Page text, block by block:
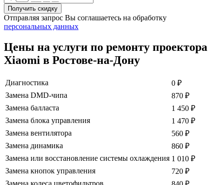
Отправляя запрос Вы соглашаетесь на обработку
персональных данных
Цены на услуги по ремонту проектора
Xiaomi в Ростове-на-Дону
Диагностика 0 ₽
Замена DMD-чипа
870 ₽
Замена балласта
1 450 ₽
Замена блока управления
1 470 ₽
Замена вентилятора
560 ₽
Замена динамика
860 ₽
Замена или восстановление системы охлаждения 1 010 ₽
Замена кнопок управления
720 ₽